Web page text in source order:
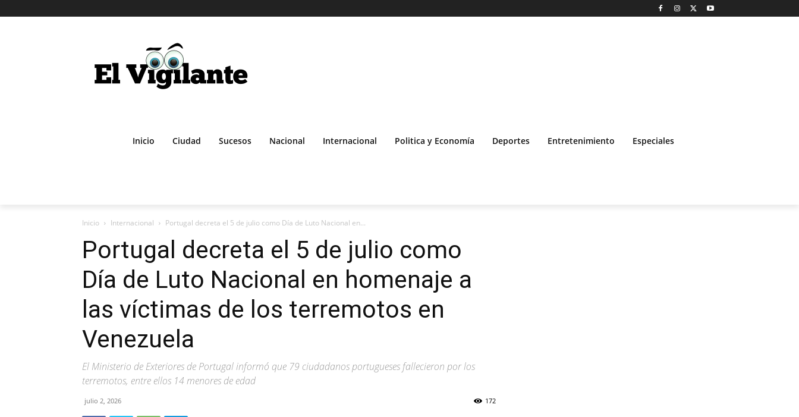
Inicio Ciudad Sucesos Nacional Internacional Politica y Economía Deportes Entretenimiento Especiales
Inicio Internacional Portugal decreta el 5 de julio como Día de Luto Nacional en...
Portugal decreta el 5 de julio como
Día de Luto Nacional en homenaje a
las víctimas de los terremotos en
Venezuela
El Ministerio de Exteriores de Portugal informó que 79 ciudadanos portugueses fallecieron por los
terremotos, entre ellos 14 menores de edad
julio 2, 2026 172